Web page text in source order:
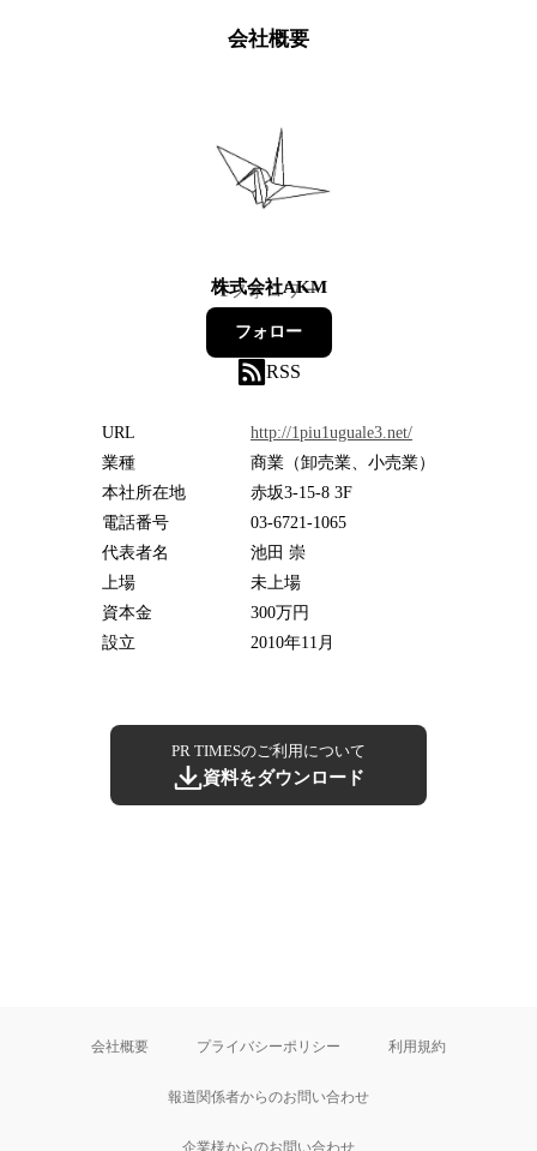
会社概要
株式会社AKM
1フォロワー
フォロー
RSS
URL
http://1piu1uguale3.net/
業種
商業（卸売業、小売業）
本社所在地
赤坂3-15-8 3F
電話番号
03-6721-1065
代表者名
池田 崇
上場
未上場
資本金
300万円
設立
2010年11月
PR TIMESのご利用について
資料をダウンロード
会社概要 プライバシーポリシー 利用規約
報道関係者からのお問い合わせ
企業様からのお問い合わせ